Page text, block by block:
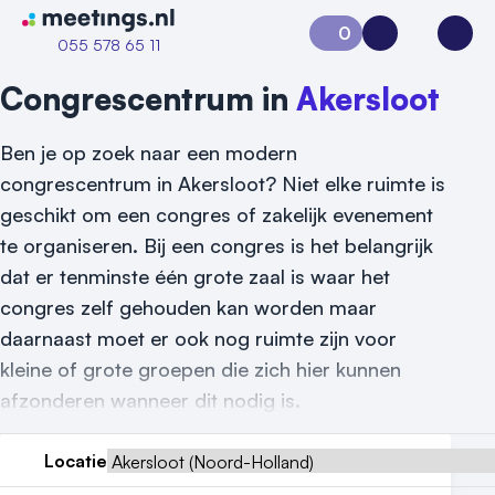
Naar home van Meetings
055 578 65 11
Vraag locatie aan
0
Aanvraag 0Inloggen
Congrescentrum in Akersloot
Ben je op zoek naar een modern
congrescentrum in Akersloot? Niet elke ruimte is
geschikt om een congres of zakelijk evenement
te organiseren. Bij een congres is het belangrijk
dat er tenminste één grote zaal is waar het
congres zelf gehouden kan worden maar
daarnaast moet er ook nog ruimte zijn voor
kleine of grote groepen die zich hier kunnen
afzonderen wanneer dit nodig is.
Locatie